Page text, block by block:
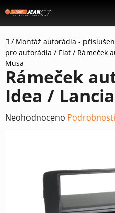
na
obsah
Domů
/ Montáž autorádia -
pro autorádia / Fiat / Rámeček
Musa
Rámeček
Idea /
Průměrné
Neohodnoceno